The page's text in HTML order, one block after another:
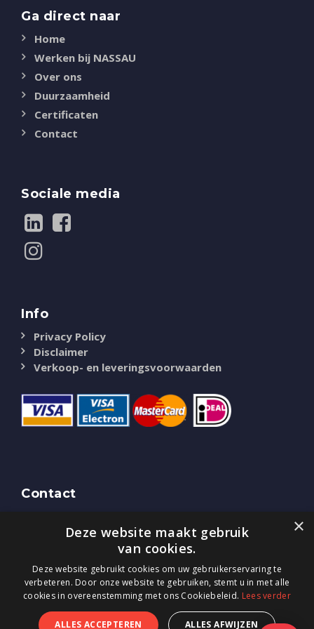
Ga direct naar
Home
Werken bij NASSAU
Over ons
Duurzaamheid
Certificaten
Contact
Sociale media
Info
Privacy Policy
Disclaimer
Verkoop- en leveringsvoorwaarden
Contact
Bredaseweg 51
4844 CK Terheijden (NB)
0800-0225405
E-mail:info@nassaudoor.nl
×
Deze website maakt gebruik
van cookies.
Deze website gebruikt cookies om uw gebruikerservaring te
verbeteren. Door onze website te gebruiken, stemt u in met alle
cookies in overeenstemming met ons Cookiebeleid. Lees verder
ALLES ACCEPTEREN ALLES AFWIJZEN